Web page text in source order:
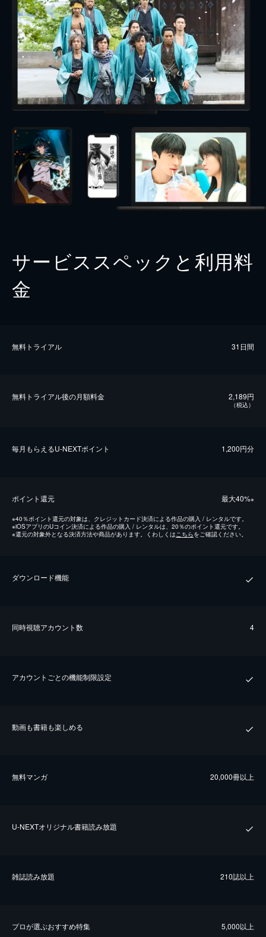
サービススペックと利用料
金
無料トライアル 31日間
無料トライアル後の⽉額料金 2,189円
（税込）
毎⽉もらえるU-NEXTポイント 1,200円分
ポイント還元 最⼤40%※
※40％ポイント還元の対象は、クレジットカード決済による作品の購入 / レンタルです。
※iOSアプリのUコイン決済による作品の購入 / レンタルは、20％のポイント還元です。
※還元の対象外となる決済方法や商品があります。くわしくはこちらをご確認ください。
ダウンロード機能
同時視聴アカウント数 4
アカウントごとの機能制限設定
動画も書籍も楽しめる
無料マンガ 20,000冊以上
U-NEXTオリジナル書籍読み放題
雑誌読み放題 210誌以上
プロが選ぶおすすめ特集 5,000以上